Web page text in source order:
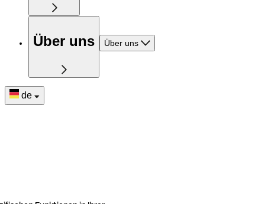
Über uns Über uns
de